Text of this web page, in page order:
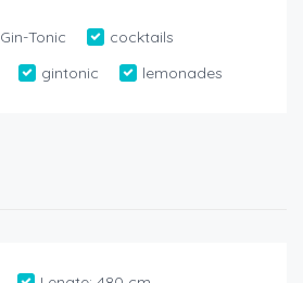
Gin-Tonic
cocktails
gintonic lemonades